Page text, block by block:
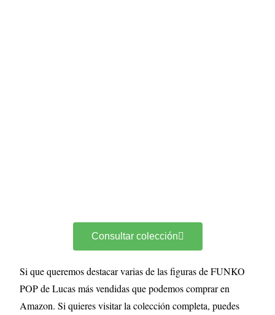
Consultar colección
Si que queremos destacar varias de las figuras de FUNKO
POP de Lucas más vendidas que podemos comprar en
Amazon. Si quieres visitar la colección completa, puedes